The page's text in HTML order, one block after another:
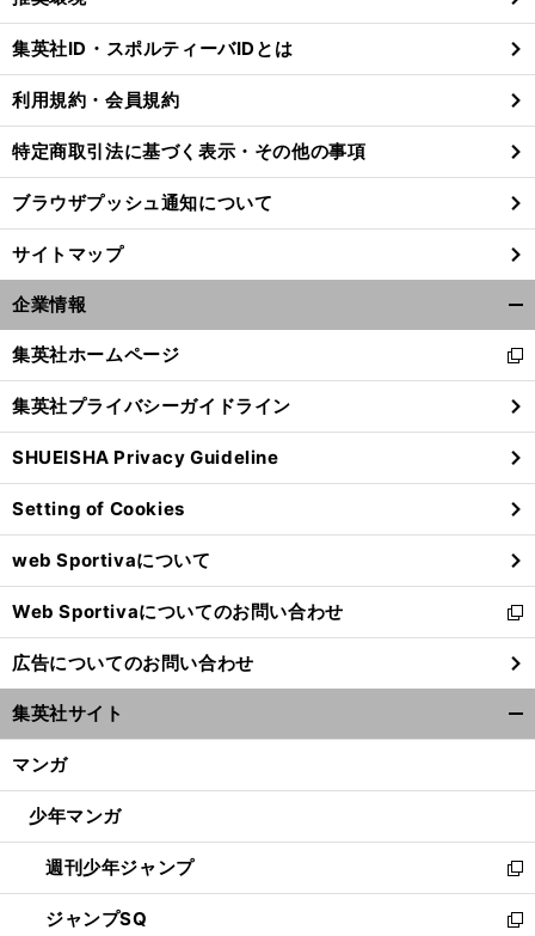
閉
る
集英社ID・スポルティーバIDとは
利用規約・会員規約
特定商取引法に基づく表示・その他の事項
ブラウザプッシュ通知について
サイトマップ
企業情報
閉
る
集英社ホームページ
新
し
い
ウ
ィ
ン
ド
ウ
で
開
く
集英社プライバシーガイドライン
SHUEISHA Privacy Guideline
Setting of Cookies
web Sportivaについて
Web Sportivaについてのお問い合わせ
新
し
い
ウ
ィ
ン
ウ
開
く
広告についてのお問い合わせ
集英社サイト
マンガ
少年マンガ
週刊少年ジャンプ
新
し
い
ジャンプSQ
新